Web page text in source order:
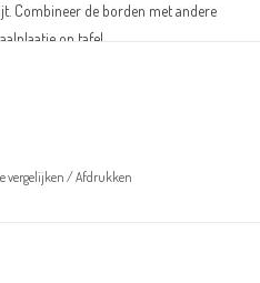
Combineer de borden met andere
op tafel.
vergelijken /Afdrukken